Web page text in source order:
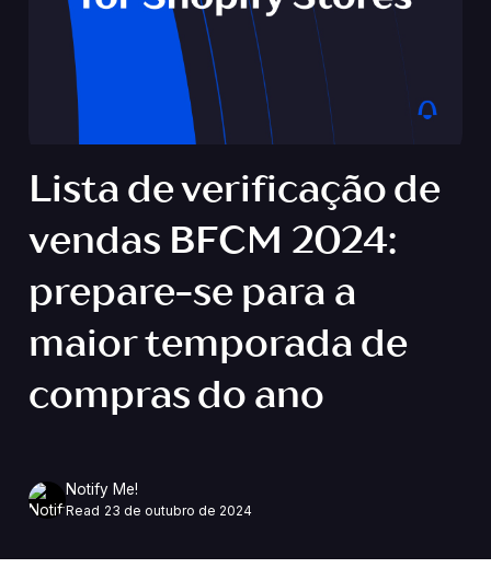
Lista de verificação de
vendas BFCM 2024:
prepare-se para a
maior temporada de
compras do ano
Notify Me!
Read 23 de outubro de 2024